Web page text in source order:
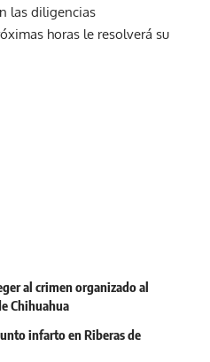
las diligencias
horas le resolverá su
al crimen organizado al
Chihuahua
infarto en Riberas de